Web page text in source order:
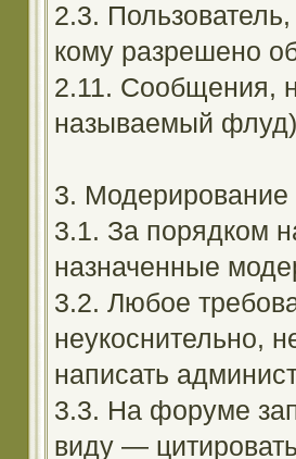
2.3.
кому разрешено
2.11. Сообщения,
называемый
3. Модерирование
3.1. За порядком
назначенные
3.2. Любое
неукоснительно,
написать
3.3. На форуме
виду —